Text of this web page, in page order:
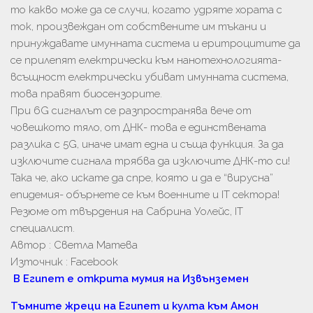
то какво може да се случи, когато удряте хората с
ток, произвеждан от собствените им тъкани и
принуждавате имунната система и еритроцитите да
се прилепят електрически към нанотехнологията-
всъщност електрически убиват имунната система,
това правят биосензорите.
При 6G сигналът се разпространява вече от
човешкото тяло, от ДНК- това е единствената
разлика с 5G, иначе имат една и съща функция. За да
изключите сигнала трябва да изключите ДНК-то си!
Така че, ако искате да спре, която и да е “вирусна”
епидемия- обърнете се към военните и IT сектора!
Резюме от твърдения на Сабрина Уолейс, IT
специалист.
Автор : Светла Матева
Източник : Facebook
В Египет е открита мумия на Извънземен
Тъмните жреци на Египет и култа към Амон